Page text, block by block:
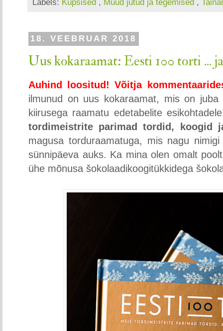
Labels: Küpsised , Muud jutud ja tegemised ,
18. VEEBRUAR 2018
Uus kokaraamat: Eesti 100 torti ...
Auhind loositud! Võitja
ilmunud on uus kokaraamat, mis on juba
kiirusega raamatu edetabelite
tordimeistrite parimad tordid, koogid
magusa torduraamatuga, mis nagu
sünnipäeva auks. Ka mina olen omalt
ühe mõnusa šokolaadikoogitükkidega